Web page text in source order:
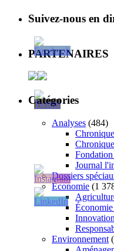
Suivez-nous en
PARTENAIRES
Catégories
Analyses (484)
Journal
Dossiers
Économie (1
Innovation
Environnement